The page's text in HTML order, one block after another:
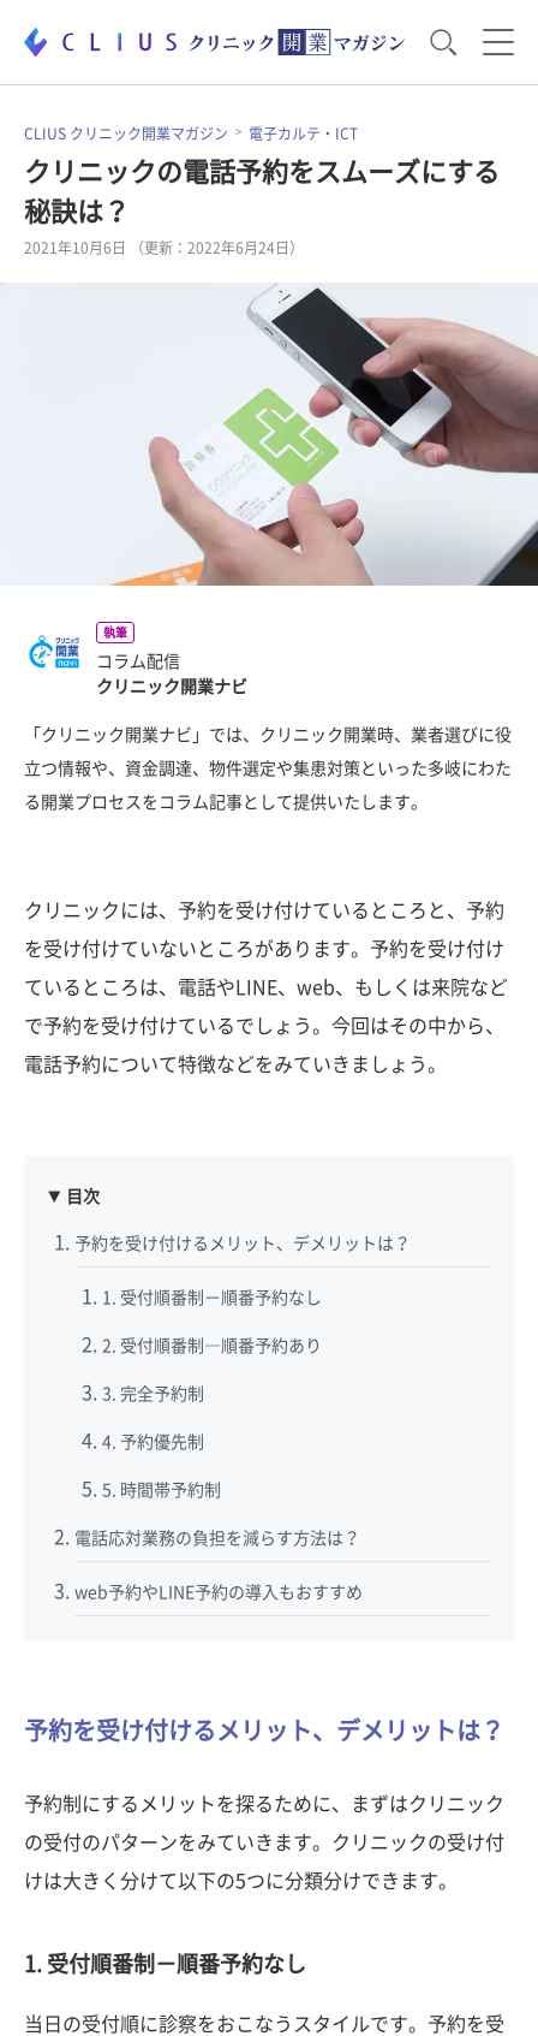
お役立ち資料 運営・経営のポイント
開業医のリアル
医療機器・事務機器
セミナー
CLIUS クリニック開業マガジン 電子カルテ・ICT
クリニックの電話予約をスムーズにする
秘訣は？
2021年10月6日 （更新：2022年6月24日）
執筆
コラム配信
クリニック開業ナビ
「クリニック開業ナビ」では、クリニック開業時、業者選びに役
立つ情報や、資金調達、物件選定や集患対策といった多岐にわた
る開業プロセスをコラム記事として提供いたします。
クリニックには、予約を受け付けているところと、予約
を受け付けていないところがあります。予約を受け付け
ているところは、電話やLINE、web、もしくは来院など
で予約を受け付けているでしょう。今回はその中から、
電話予約について特徴などをみていきましょう。
目次
予約を受け付けるメリット、デメリットは？
1. 受付順番制－順番予約なし
2. 受付順番制―順番予約あり
3. 完全予約制
4. 予約優先制
5. 時間帯予約制
電話応対業務の負担を減らす方法は？
web予約やLINE予約の導入もおすすめ
予約を受け付けるメリット、デメリットは？
予約制にするメリットを探るために、まずはクリニック
の受付のパターンをみていきます。クリニックの受け付
けは大きく分けて以下の5つに分類分けできます。
1. 受付順番制－順番予約なし
当日の受付順に診察をおこなうスタイルです。予約を受